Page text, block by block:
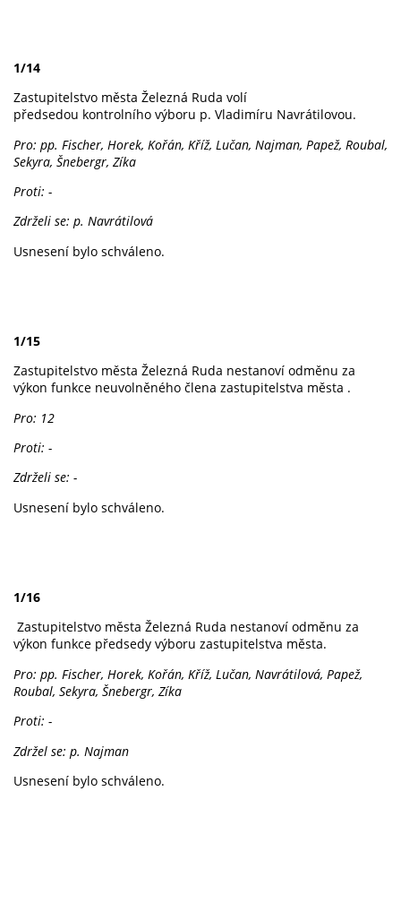
1/14
Zastupitelstvo města Železná Ruda volí
předsedou kontrolního výboru p. Vladimíru Navrátilovou.
Pro: pp. Fischer, Horek, Kořán, Kříž, Lučan, Najman, Papež, Roubal,
Sekyra, Šnebergr, Zíka
Proti: -
Zdrželi se: p. Navrátilová
Usnesení bylo schváleno.
1/15
Zastupitelstvo města Železná Ruda nestanoví odměnu za
výkon funkce neuvolněného člena zastupitelstva města .
Pro: 12
Proti: -
Zdrželi se: -
Usnesení bylo schváleno.
1/16
Zastupitelstvo města Železná Ruda nestanoví odměnu za
výkon funkce předsedy výboru zastupitelstva města.
Pro: pp. Fischer, Horek, Kořán, Kříž, Lučan, Navrátilová, Papež,
Roubal, Sekyra, Šnebergr, Zíka
Proti: -
Zdržel se: p. Najman
Usnesení bylo schváleno.